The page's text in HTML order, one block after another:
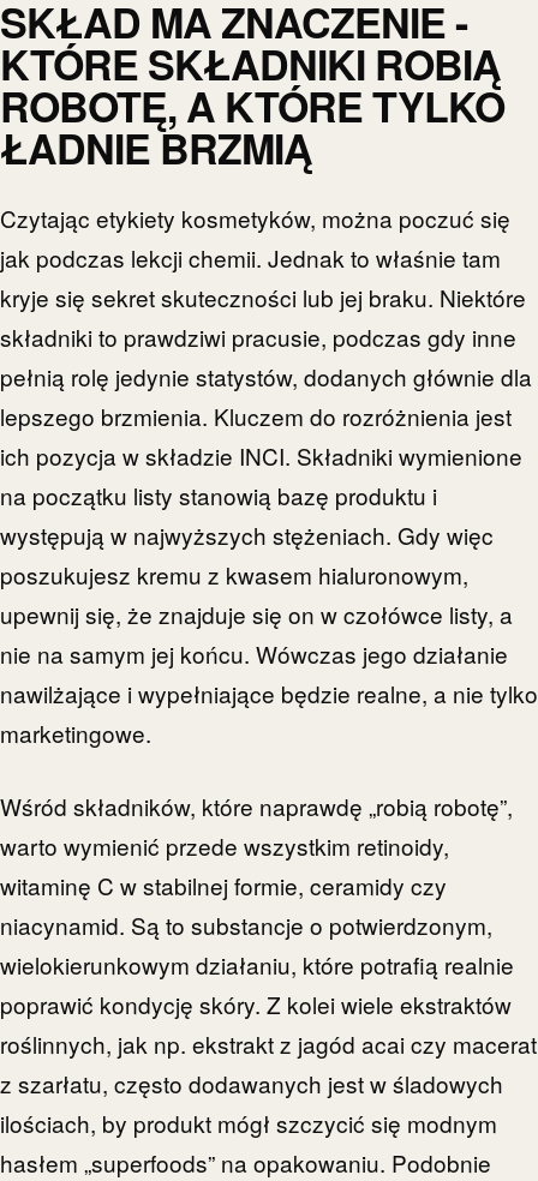
SKŁAD MA ZNACZENIE -
KTÓRE SKŁADNIKI ROBIĄ
ROBOTĘ, A KTÓRE TYLKO
ŁADNIE BRZMIĄ
Czytając etykiety kosmetyków, można poczuć się
jak podczas lekcji chemii. Jednak to właśnie tam
kryje się sekret skuteczności lub jej braku. Niektóre
składniki to prawdziwi pracusie, podczas gdy inne
pełnią rolę jedynie statystów, dodanych głównie dla
lepszego brzmienia. Kluczem do rozróżnienia jest
ich pozycja w składzie INCI. Składniki wymienione
na początku listy stanowią bazę produktu i
występują w najwyższych stężeniach. Gdy więc
poszukujesz kremu z kwasem hialuronowym,
upewnij się, że znajduje się on w czołówce listy, a
nie na samym jej końcu. Wówczas jego działanie
nawilżające i wypełniające będzie realne, a nie tylko
marketingowe.
Wśród składników, które naprawdę „robią robotę”,
warto wymienić przede wszystkim retinoidy,
witaminę C w stabilnej formie, ceramidy czy
niacynamid. Są to substancje o potwierdzonym,
wielokierunkowym działaniu, które potrafią realnie
poprawić kondycję skóry. Z kolei wiele ekstraktów
roślinnych, jak np. ekstrakt z jagód acai czy macerat
z szarłatu, często dodawanych jest w śladowych
ilościach, by produkt mógł szczycić się modnym
hasłem „superfoods” na opakowaniu. Podobnie